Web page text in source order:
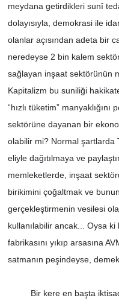
meydana getirdikleri sunî
dolayısıyla, demokrasi ile
olanlar açısından adeta bir
neredeyse 2 bin kalem
sağlayan inşaat sektörünün
Kapitalizm bu suniliği
“hızlı tüketim”
sektörüne dayanan bir
olabilir mi? Normal şartlarda
eliyle dağıtılmaya ve
memleketlerde, inşaat
birikimini çoğaltmak ve
gerçekleştirmenin vesilesi
kullanılabilir ancak... Oysa
fabrikasını yıkıp arsasına
satmanın peşindeyse,
Bir kere en başta